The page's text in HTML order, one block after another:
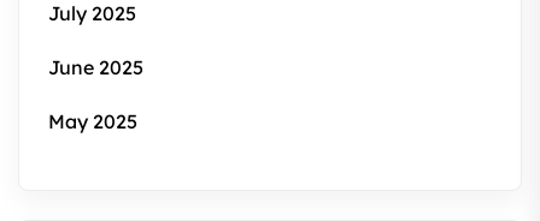
July 2025
June 2025
May 2025